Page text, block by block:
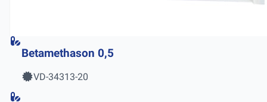
Betamethason 0,5
VD-34313-20